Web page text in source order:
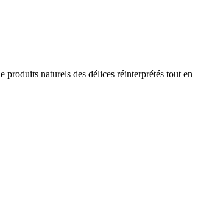
naturels des délices réinterprétés tout en